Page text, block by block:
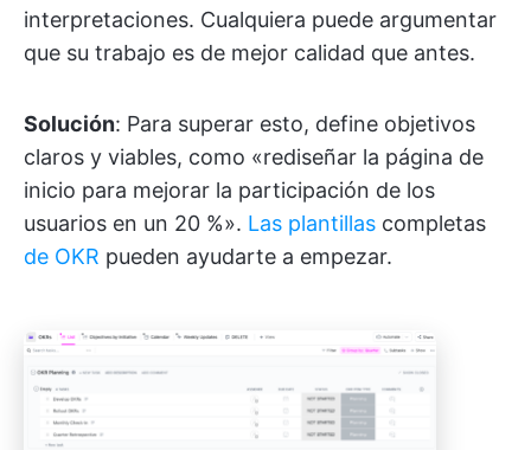
interpretaciones. Cualquiera puede argumentar
que su trabajo es de mejor calidad que antes.
Solución: Para superar esto, define objetivos
claros y viables, como «rediseñar la página de
inicio para mejorar la participación de los
usuarios en un 20 %». Las plantillas completas
de OKR pueden ayudarte a empezar.